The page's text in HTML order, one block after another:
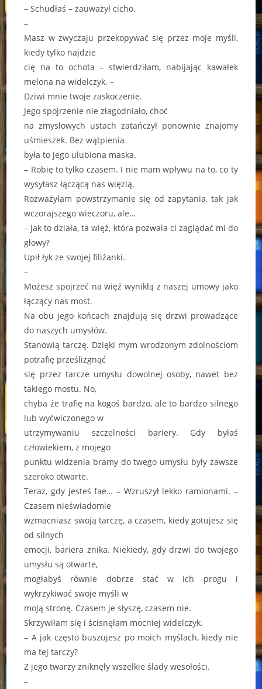
– Schudłaś – zauważył cicho.
–
Masz w zwyczaju przekopywać się przez moje myśli,
kiedy tylko najdzie
cię na to ochota – stwierdziłam, nabijając kawałek
melona na widelczyk. –
Dziwi mnie twoje zaskoczenie.
Jego spojrzenie nie złagodniało, choć
na zmysłowych ustach zatańczył ponownie znajomy
uśmieszek. Bez wątpienia
była to jego ulubiona maska.
– Robię to tylko czasem. I nie mam wpływu na to, co ty
wysyłasz łączącą nas więzią.
Rozważyłam powstrzymanie się od zapytania, tak jak
wczorajszego wieczoru, ale…
– Jak to działa, ta więź, która pozwala ci zaglądać mi do
głowy?
Upił łyk ze swojej filiżanki.
–
Możesz spojrzeć na więź wynikłą z naszej umowy jako
łączący nas most.
Na obu jego końcach znajdują się drzwi prowadzące
do naszych umysłów.
Stanowią tarczę. Dzięki mym wrodzonym zdolnościom
potrafię prześlizgnąć
się przez tarcze umysłu dowolnej osoby, nawet bez
takiego mostu. No,
chyba że trafię na kogoś bardzo, ale to bardzo silnego
lub wyćwiczonego w
utrzymywaniu szczelności bariery. Gdy byłaś
człowiekiem, z mojego
punktu widzenia bramy do twego umysłu były zawsze
szeroko otwarte.
Teraz, gdy jesteś fae… – Wzruszył lekko ramionami. –
Czasem nieświadomie
wzmacniasz swoją tarczę, a czasem, kiedy gotujesz się
od silnych
emocji, bariera znika. Niekiedy, gdy drzwi do twojego
umysłu są otwarte,
mogłabyś równie dobrze stać w ich progu i
wykrzykiwać swoje myśli w
moją stronę. Czasem je słyszę, czasem nie.
Skrzywiłam się i ścisnęłam mocniej widelczyk.
– A jak często buszujesz po moich myślach, kiedy nie
ma tej tarczy?
Z jego twarzy zniknęły wszelkie ślady wesołości.
–